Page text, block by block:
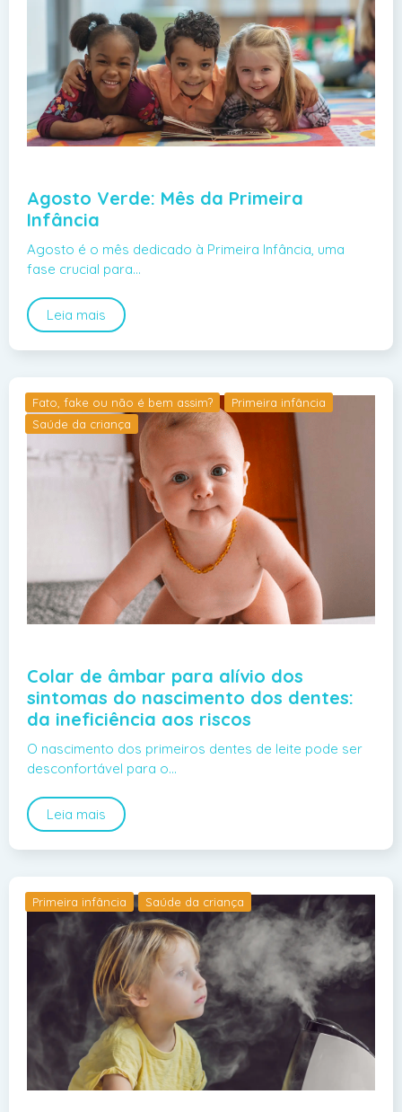
Agosto Verde: Mês da Primeira
Infância
Agosto é o mês dedicado à Primeira Infância, uma
fase crucial para…
Leia mais
Fato, fake ou não é bem assim?
Primeira infância
Saúde da criança
Colar de âmbar para alívio dos
sintomas do nascimento dos dentes:
da ineficiência aos riscos
O nascimento dos primeiros dentes de leite pode ser
desconfortável para o…
Leia mais
Primeira infância Saúde da criança